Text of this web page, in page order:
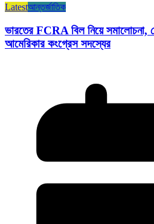
Latestআন্তর্জাতিক
ভারতের FCRA বিল নিয়ে সমালোচনা,
আমেরিকার কংগ্রেস সদস্যের